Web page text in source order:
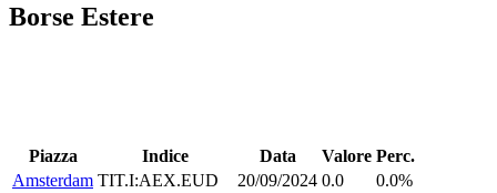
Borse Estere
Piazza Indice Data Valore Perc.
Amsterdam TIT.I:AEX.EUD 20/09/2024 0.0
0.0%